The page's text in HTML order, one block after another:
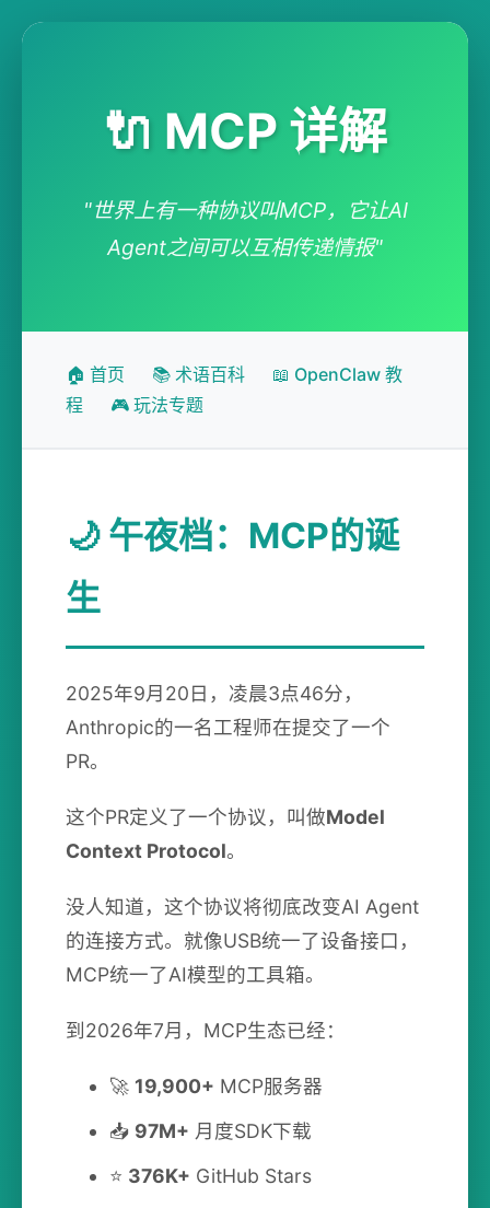
🔌 MCP 详解
"世界上有一种协议叫MCP，它让AI
Agent之间可以互相传递情报"
🏠 首页 📚 术语百科
📖 OpenClaw 教
程
🎮 玩法专题
🌙 午夜档：MCP的诞
生
2025年9月20日，凌晨3点46分，
Anthropic的一名工程师在提交了一个
PR。
这个PR定义了一个协议，叫做Model
Context Protocol。
没人知道，这个协议将彻底改变AI Agent
的连接方式。就像USB统一了设备接口，
MCP统一了AI模型的工具箱。
到2026年7月，MCP生态已经：
🚀 19,900+ MCP服务器
📥 97M+ 月度SDK下载
⭐ 376K+ GitHub Stars